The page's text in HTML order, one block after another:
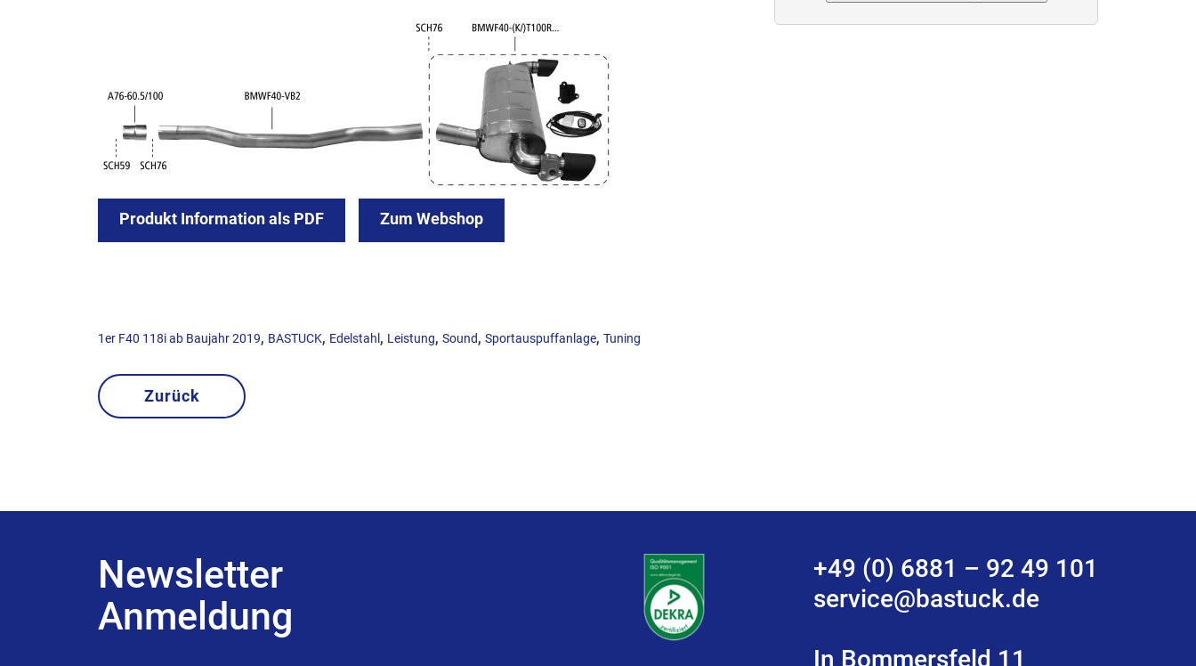
Produkt Information als PDF Zum Webshop
1er F40 118i ab Baujahr 2019, BASTUCK, Edelstahl , Leistung, Sound, Sportauspuffanlage, Tuning
Zurück
Newsletter
Anmeldung
+49 (0) 6881 – 92 49 101
service@bastuck.de
In Bommersfeld 11